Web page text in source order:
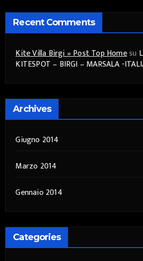
Recent Comments
Kite Villa Birgi » Post Top Homesu
KITESPOT – BIRGI – MARSALA -
Archives
Giugno 2014
Marzo 2014
Gennaio 2014
Categories